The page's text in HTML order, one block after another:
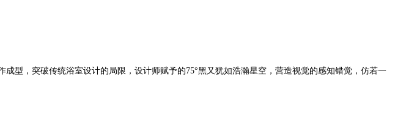
成型，突破传统浴室设计的局限，设计师赋予的75°黑又犹如浩瀚星空，营造视觉的感知错觉，仿若一